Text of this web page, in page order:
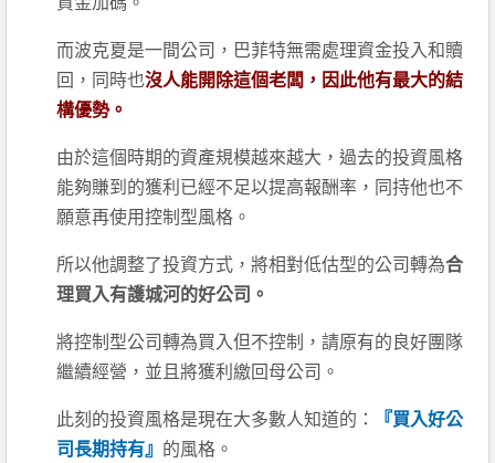
而波克夏是一間公司，巴菲特無需處理資金投入和贖
回，同時也沒人能開除這個老闆，因此他有最大的結
構優勢。
由於這個時期的資產規模越來越大，過去的投資風格
能夠賺到的獲利已經不足以提高報酬率，同持他也不
願意再使用控制型風格。
所以他調整了投資方式，將相對低估型的公司轉為合
理買入有護城河的好公司。
將控制型公司轉為買入但不控制，請原有的良好團隊
繼續經營，並且將獲利繳回母公司。
此刻的投資風格是現在大多數人知道的：
『買入好公
司長期持有』 的風格。